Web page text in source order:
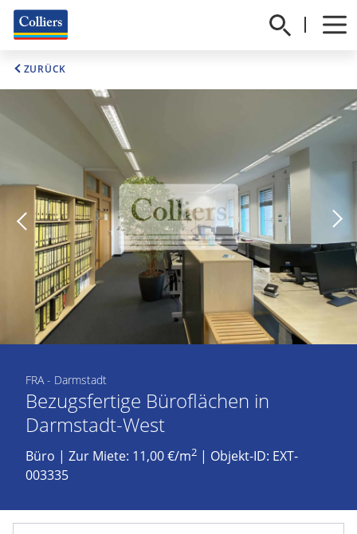
ZURÜCK
FRA - Darmstadt
Bezugsfertige Büroflächen in
Darmstadt-West
Büro | Zur Miete: 11,00 €/m2 | Objekt-ID: EXT-
003335